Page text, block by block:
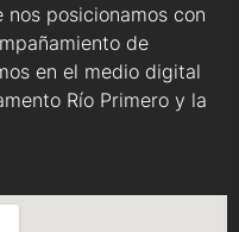
posicionamos con
de
en el medio digital
Río Primero y la